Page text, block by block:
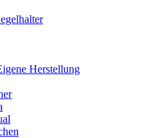
Herstellung